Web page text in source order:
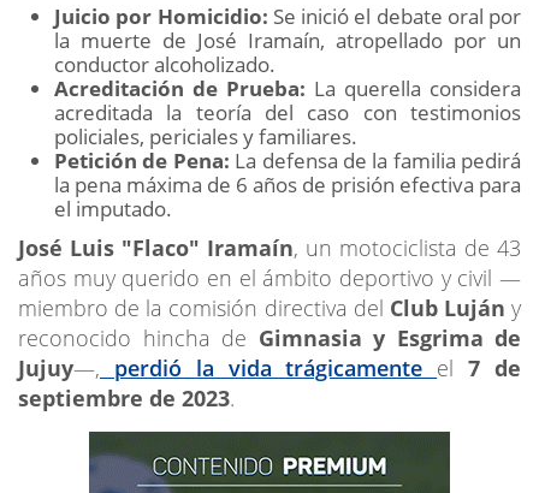
Juicio por Homicidio: Se inició el debate oral por
la muerte de José Iramaín, atropellado por un
conductor alcoholizado.
Acreditación de Prueba: La querella considera
acreditada la teoría del caso con testimonios
policiales, periciales y familiares.
Petición de Pena: La defensa de la familia pedirá
la pena máxima de 6 años de prisión efectiva para
el imputado.
José Luis "Flaco" Iramaín, un motociclista de 43
años muy querido en el ámbito deportivo y civil —
miembro de la comisión directiva del Club Luján y
reconocido hincha de Gimnasia y Esgrima de
Jujuy—, perdió la vida trágicamente el7 de
septiembre de 2023.